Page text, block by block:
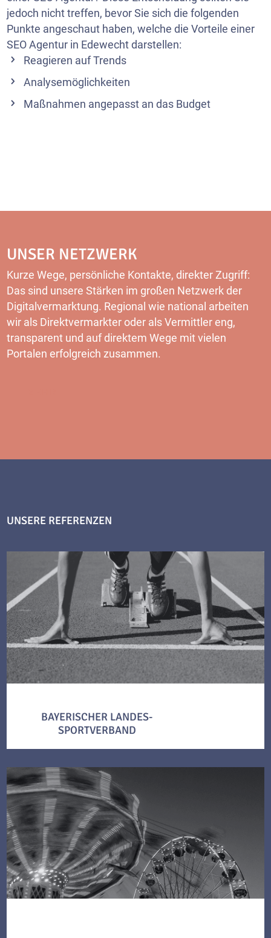
jedoch nicht treffen, bevor Sie sich die folgenden
Punkte angeschaut haben, welche die Vorteile einer
SEO Agentur in Edewecht darstellen:
Reagieren auf Trends
Analysemöglichkeiten
Maßnahmen angepasst an das Budget
UNSER NETZWERK
Kurze Wege, persönliche Kontakte, direkter Zugriff:
Das sind unsere Stärken im großen Netzwerk der
Digitalvermarktung. Regional wie national arbeiten
wir als Direktvermarkter oder als Vermittler eng,
transparent und auf direktem Wege mit vielen
Portalen erfolgreich zusammen.
UNSERE REFERENZEN
BAYERISCHER LANDES-
SPORTVERBAND